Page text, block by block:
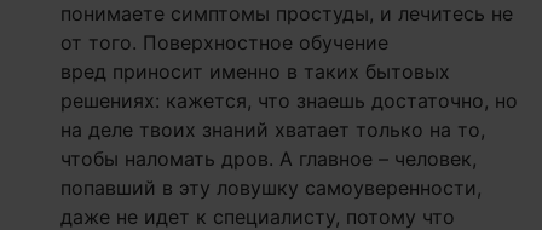
понимаете симптомы простуды, и лечитесь не
от того. Поверхностное обучение
вред приносит именно в таких бытовых
решениях: кажется, что знаешь достаточно, но
на деле твоих знаний хватает только на то,
чтобы наломать дров. А главное – человек,
попавший в эту ловушку самоуверенности,
даже не идет к специалисту, потому что